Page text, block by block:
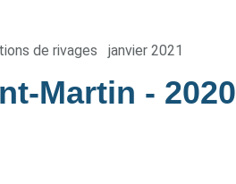
de rivages janvier 2021
Martin - 2020